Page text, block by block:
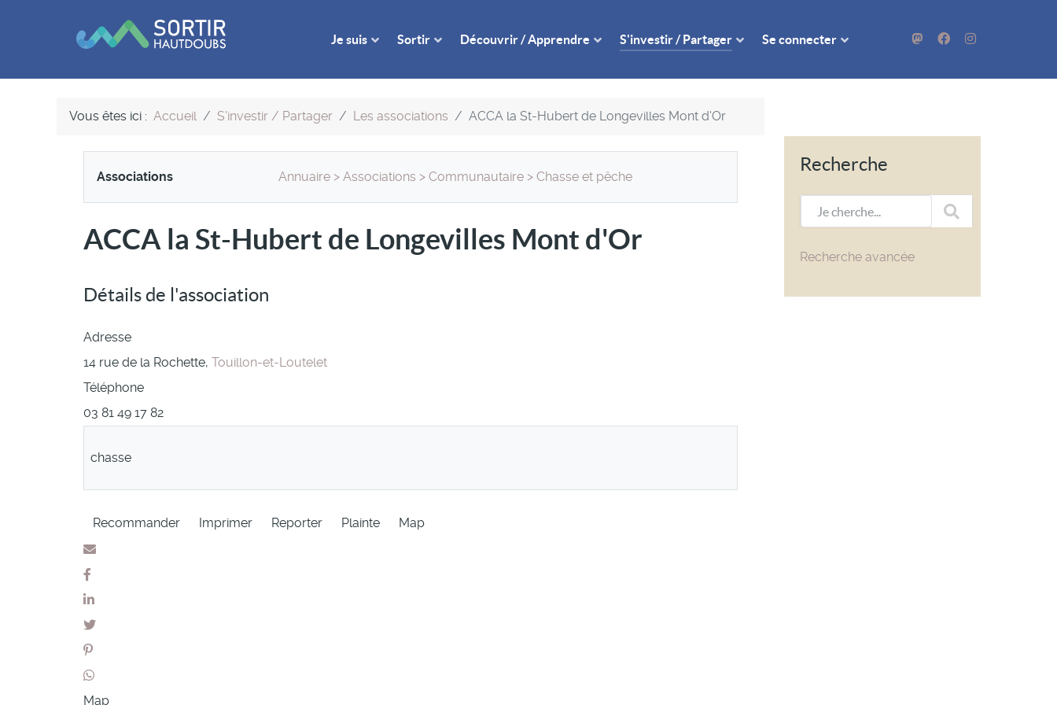
Je suis Sortir Découvrir / Apprendre S'investir / Partager Se connecter
Vous êtes ici : Accueil S'investir / Partager Les associations ACCA la St-Hubert de Longevilles Mont d'Or
Associations Annuaire> Associations > Communautaire> Chasse et pêche
ACCA la St-Hubert de Longevilles Mont d'Or
Détails de l'association
Adresse
14 rue de la Rochette, Touillon-et-Loutelet
Téléphone
03 81 49 17 82
chasse
Recommander Imprimer Reporter Plainte Map
Map
Recherche
Je cherche...
Recherche avancée